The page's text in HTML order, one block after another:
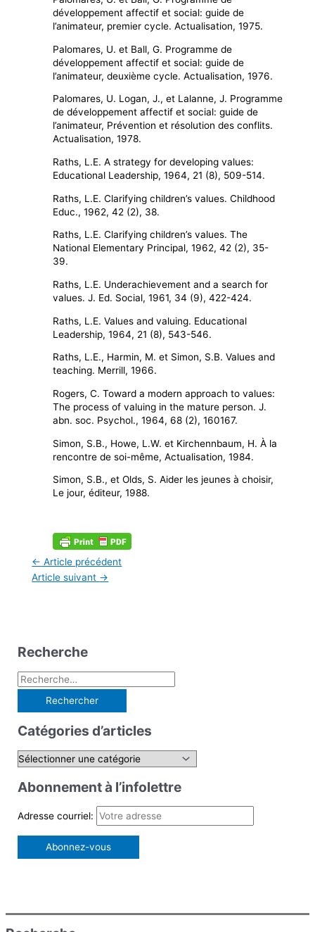
développement affectif et social: guide de
l’animateur, premier cycle. Actualisation, 1975.
Palomares, U. et Ball, G. Programme de
développement affectif et social: guide de
l’animateur, deuxième cycle. Actualisation, 1976.
Palomares, U. Logan, J., et Lalanne, J. Programme
de développement affectif et social: guide de
l’animateur, Prévention et résolution des conflits.
Actualisation, 1978.
Raths, L.E. A strategy for developing values:
Educational Leadership, 1964, 21 (8), 509-514.
Raths, L.E. Clarifying children’s values. Childhood
Educ., 1962, 42 (2), 38.
Raths, L.E. Clarifying children’s values. The
National Elementary Principal, 1962, 42 (2), 35-
39.
Raths, L.E. Underachievement and a search for
values. J. Ed. Social, 1961, 34 (9), 422-424.
Raths, L.E. Values and valuing. Educational
Leadership, 1964, 21 (8), 543-546.
Raths, L.E., Harmin, M. et Simon, S.B. Values and
teaching. Merrill, 1966.
Rogers, C. Toward a modern approach to values:
The process of valuing in the mature person. J.
abn. soc. Psychol., 1964, 68 (2), 160­167.
Simon, S.B., Howe, L.W. et Kirchennbaum, H. À la
rencontre de soi-même, Actualisation, 1984.
Simon, S.B., et Olds, S. Aider les jeunes à choisir,
Le jour, éditeur, 1988.
← Article précédent
Article suivant →
Recherche
R
h
e
c
h
Catégories d’articles
C
é
g
s
Abonnement à l’infolettre
Adresse courriel: